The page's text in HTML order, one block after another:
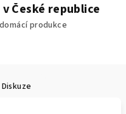
České republice
produkce
Diskuze